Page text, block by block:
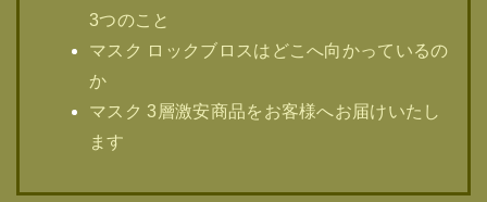
3つのこと
マスク ロックブロスはどこへ向かっているの
か
マスク 3層激安商品をお客様へお届けいたし
ます